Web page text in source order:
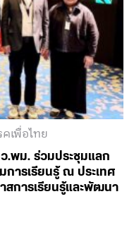
เพื่อไทย
.พม. ร่วมประชุมแลก
การเรียนรู้ ณ ประเทศ
าสการเรียนรู้และพัฒนา